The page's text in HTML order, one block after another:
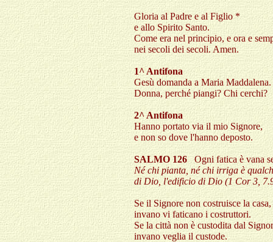
Gloria al Padre e al Figlio *
e allo Spirito Santo.
Come era nel principio, e ora e
nei secoli dei secoli. Amen.
1^ Antifona
Gesù domanda a Maria Maddalena.
Donna, perché piangi? Chi cerchi?
2^ Antifona
Hanno portato via il mio Signore,
e non so dove l'hanno deposto.
SALMO 126Ogni fatica è vana
Né chi pianta, né chi irriga è
di Dio, l'edificio di Dio (1 Cor 3,
Se il Signore non costruisce la
invano vi faticano i costruttori.
Se la città non è custodita dal
invano veglia il custode.